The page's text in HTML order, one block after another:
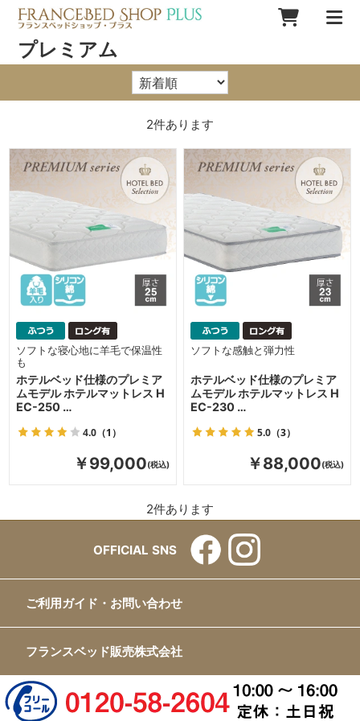
プレミアム
2件あります
ホテルベッド仕様のプレミア
ムモデル ホテルマットレス H
EC-250 …
4.0 （1）
ソフトな寝心地に羊毛で保温性
も
￥99,000
ホテルベッド仕様のプレミア
ムモデル ホテルマットレス H
EC-230 …
5.0（3）
ソフトな感触と弾力性
￥88,000
2件あります
OFFICIAL SNS
ご利用ガイド・お問い合わせ
フランスベッド販売株式会社